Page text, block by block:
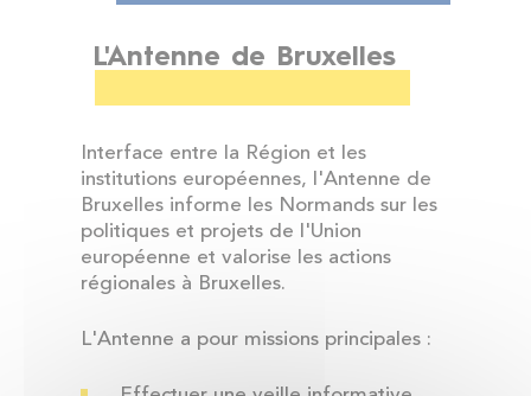
L'Antenne de Bruxelles
Interface entre la Région et les
institutions européennes, l'Antenne de
Bruxelles informe les Normands sur les
politiques et projets de l'Union
européenne et valorise les actions
régionales à Bruxelles.
L'Antenne a pour missions principales :